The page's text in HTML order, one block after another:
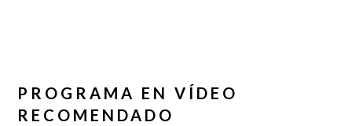
PROGRAMA EN VÍDEO
RECOMENDADO